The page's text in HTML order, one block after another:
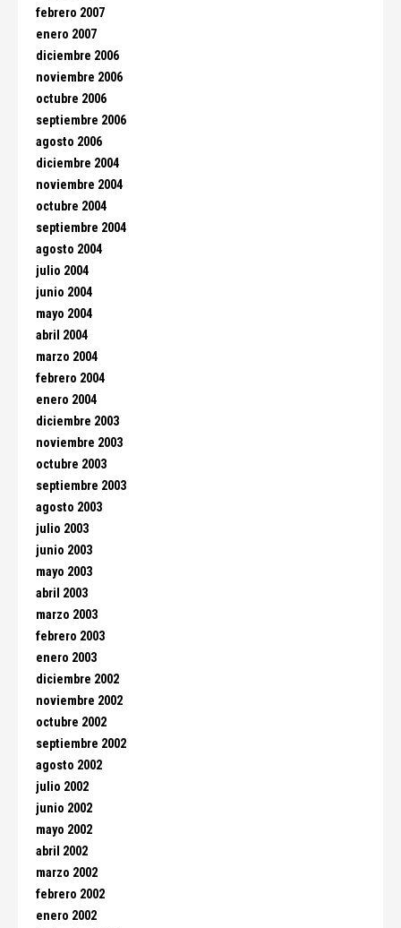
febrero 2007
enero 2007
diciembre 2006
noviembre 2006
octubre 2006
septiembre 2006
agosto 2006
diciembre 2004
noviembre 2004
octubre 2004
septiembre 2004
agosto 2004
julio 2004
junio 2004
mayo 2004
abril 2004
marzo 2004
febrero 2004
enero 2004
diciembre 2003
noviembre 2003
octubre 2003
septiembre 2003
agosto 2003
julio 2003
junio 2003
mayo 2003
abril 2003
marzo 2003
febrero 2003
enero 2003
diciembre 2002
noviembre 2002
octubre 2002
septiembre 2002
agosto 2002
julio 2002
junio 2002
mayo 2002
abril 2002
marzo 2002
febrero 2002
enero 2002